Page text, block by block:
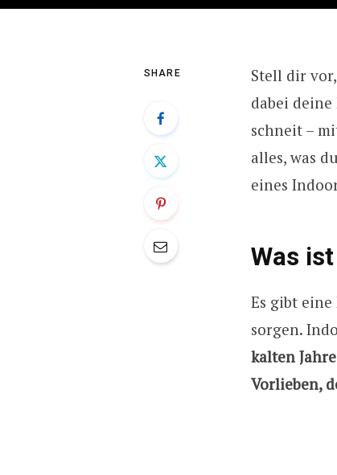
SHARE
Stell dir
dabei
schneit –
alles, was
eines
Was
Es gibt
sorgen.
kalten
Vorlieben,